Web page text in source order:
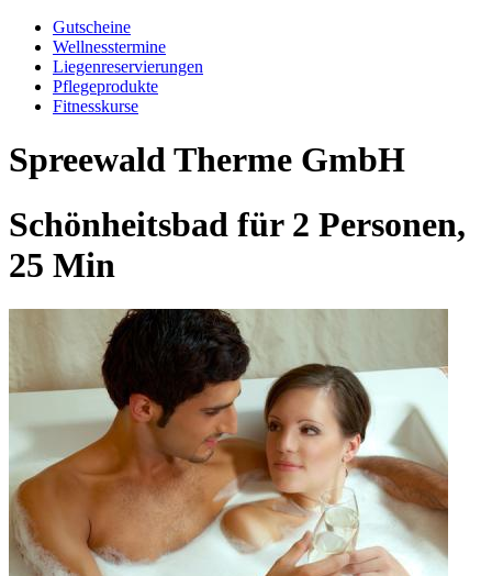
Gutscheine
Wellnesstermine
Liegenreservierungen
Pflegeprodukte
Fitnesskurse
Spreewald Therme GmbH
Schönheitsbad für 2 Personen,
25 Min